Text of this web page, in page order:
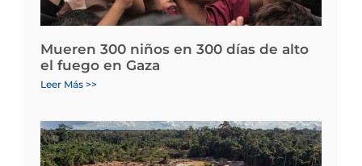
Mueren 300 niños en 300 días de alto
el fuego en Gaza
Leer Más >>